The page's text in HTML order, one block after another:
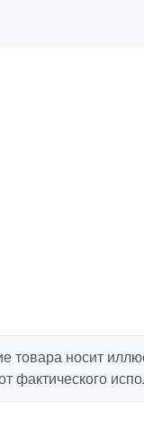
товара носит
фактического